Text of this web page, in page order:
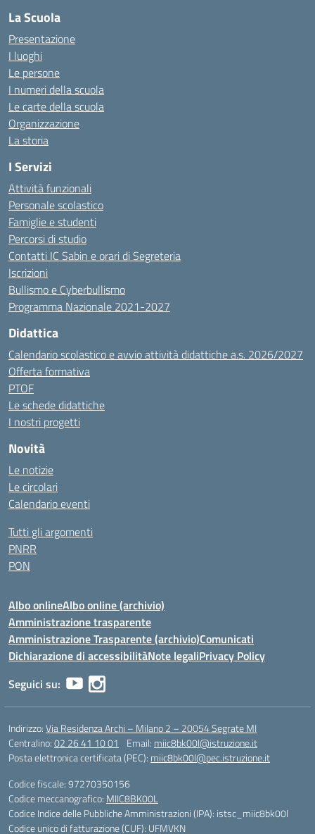
La Scuola
Presentazione
I luoghi
Le persone
I numeri della scuola
Le carte della scuola
Organizzazione
La storia
I Servizi
Attività funzionali
Personale scolastico
Famiglie e studenti
Percorsi di studio
Contatti IC Sabin e orari di Segreteria
Iscrizioni
Bullismo e Cyberbullismo
Programma Nazionale 2021-2027
Didattica
Calendario scolastico e avvio attività didattiche a.s. 2026/2027
Offerta formativa
PTOF
Le schede didattiche
I nostri progetti
Novità
Le notizie
Le circolari
Calendario eventi
Tutti gli argomenti
PNRR
PON
Albo onlineAlbo online (archivio)
Amministrazione trasparente
Amministrazione Trasparente (archivio)Comunicati
Dichiarazione di accessibilitàNote legaliPrivacy Policy
Seguici su:
Indirizzo:Via Residenza Archi – Milano 2 – 20054 Segrate MI
Centralino:02 26 41 10 01 Email: miic8bk00l@istruzione.it
Posta elettronica certificata (PEC): miic8bk00l@pec.istruzione.it
Codice fiscale: 97270350156
Codice meccanografico: MIIC8BK00L
Codice Indice delle Pubbliche Amministrazioni (IPA): istsc_miic8bk00l
Codice unico di fatturazione (CUF): UFMVKN